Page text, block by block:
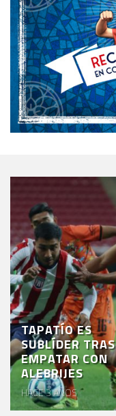
TAPATÍO ES
SUBLÍDER TRAS
EMPATAR CON
ALEBRIJES
HACE 3 AÑOS